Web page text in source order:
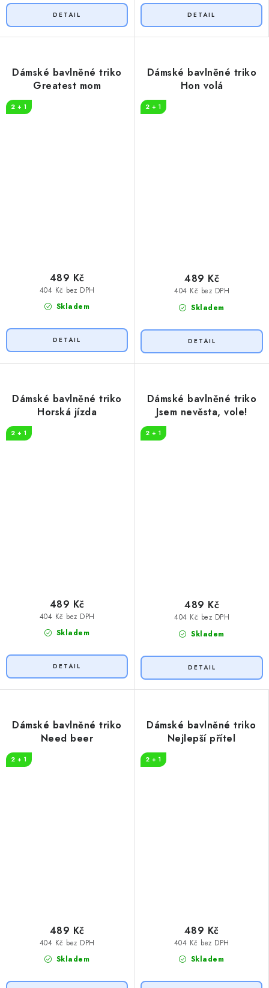
Dámské bavlněné triko
Greatest mom
2 + 1
Skladem
404 Kč bez DPH
489 Kč
Dámské bavlněné triko
Hon volá
2 + 1
Skladem
404 Kč bez DPH
489 Kč
Dámské bavlněné triko
Horská jízda
2 + 1
Skladem
404 Kč bez DPH
489 Kč
Dámské bavlněné triko
Jsem nevěsta, vole!
2 + 1
Skladem
404 Kč bez DPH
489 Kč
Dámské bavlněné triko
Need beer
2 + 1
Skladem
404 Kč bez DPH
489 Kč
Dámské bavlněné triko
Nejlepší přítel
2 + 1
Skladem
404 Kč bez DPH
489 Kč